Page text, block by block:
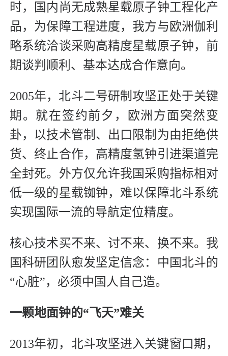
时，国内尚无成熟星载原子钟工程化产
品，为保障工程进度，我方与欧洲伽利
略系统洽谈采购高精度星载原子钟，前
期谈判顺利、基本达成合作意向。
2005年，北斗二号研制攻坚正处于关键
期。就在签约前夕，欧洲方面突然变
卦，以技术管制、出口限制为由拒绝供
货、终止合作，高精度氢钟引进渠道完
全封死。外方仅允许我国采购指标相对
低一级的星载铷钟，难以保障北斗系统
实现国际一流的导航定位精度。
核心技术买不来、讨不来、换不来。我
国科研团队愈发坚定信念：中国北斗的
“心脏”，必须中国人自己造。
一颗地面钟的“飞天”难关
2013年初，北斗攻坚进入关键窗口期，